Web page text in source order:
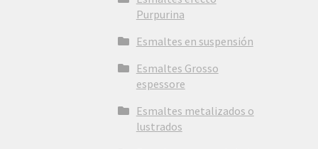
Purpurina
Esmaltes en suspensión
Esmaltes Grosso
espessore
Esmaltes metalizados o
lustrados